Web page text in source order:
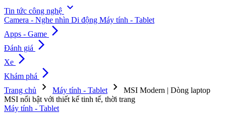
Tin tức công nghệ expand_more
Camera - Nghe nhìn Di động Máy tính - Tablet
Apps - Game arrow_forward_ios
Đánh giá arrow_forward_ios
Xe arrow_forward_ios
Khám phá arrow_forward_ios
Trang chủ chevron_right Máy tính - Tablet chevron_right
MSI Modern | Dòng laptop
MSI nổi bật với thiết kế tinh tế, thời trang
Máy tính - Tablet